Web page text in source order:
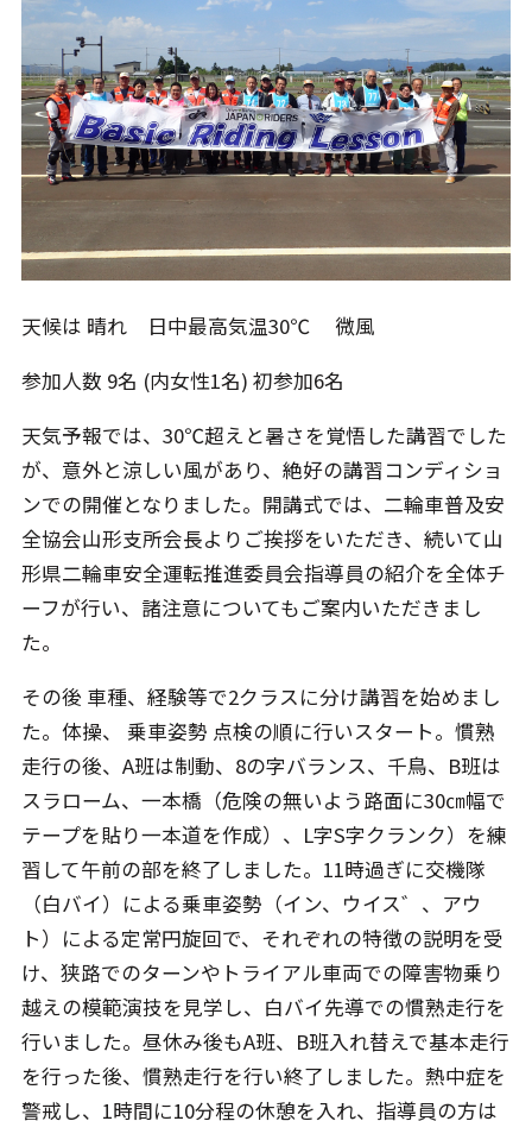
天候は 晴れ 日中最高気温30℃ 微風
参加人数 9名 (内女性1名) 初参加6名
天気予報では、30℃超えと暑さを覚悟した講習でした
が、意外と涼しい風があり、絶好の講習コンディショ
ンでの開催となりました。開講式では、二輪車普及安
全協会山形支所会長よりご挨拶をいただき、続いて山
形県二輪車安全運転推進委員会指導員の紹介を全体チ
ーフが行い、諸注意についてもご案内いただきまし
た。
その後 車種、経験等で2クラスに分け講習を始めまし
た。体操、 乗車姿勢 点検の順に行いスタート。慣熟
走行の後、A班は制動、8の字バランス、千鳥、B班は
スラローム、一本橋（危険の無いよう路面に30㎝幅で
テープを貼り一本道を作成）、L字S字クランク）を練
習して午前の部を終了しました。11時過ぎに交機隊
（白バイ）による乗車姿勢（イン、ウイス゛、アウ
ト）による定常円旋回で、それぞれの特徴の説明を受
け、狭路でのターンやトライアル車両での障害物乗り
越えの模範演技を見学し、白バイ先導での慣熟走行を
行いました。昼休み後もA班、B班入れ替えで基本走行
を行った後、慣熟走行を行い終了しました。熱中症を
警戒し、1時間に10分程の休憩を入れ、指導員の方は